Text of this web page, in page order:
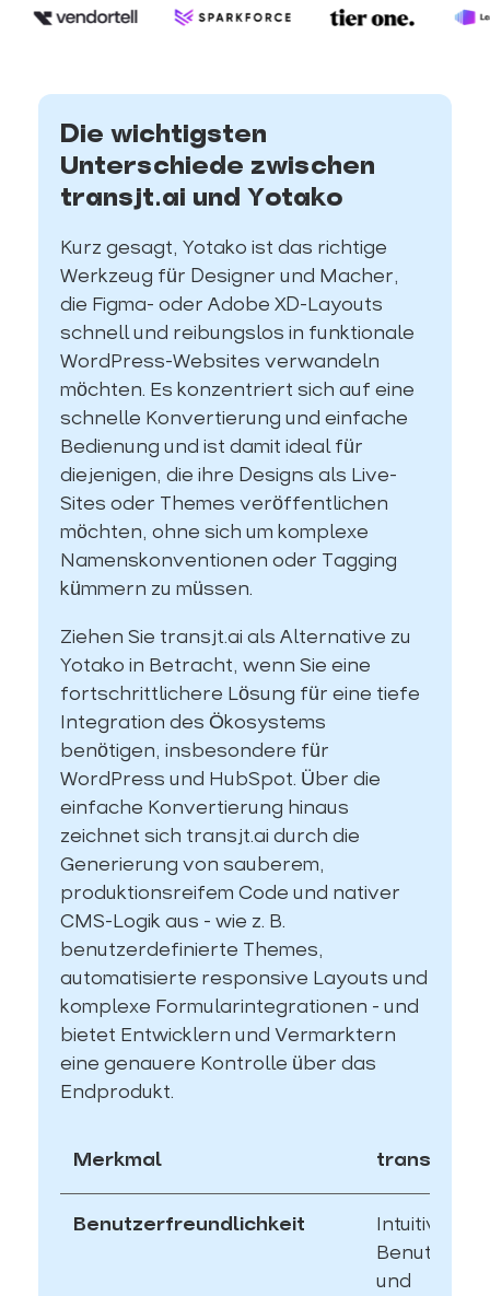
Die wichtigsten
Unterschiede zwischen
transjt.ai und Yotako
Kurz gesagt, Yotako ist das richtige
Werkzeug für Designer und Macher,
die Figma- oder Adobe XD-Layouts
schnell und reibungslos in funktionale
WordPress-Websites verwandeln
möchten. Es konzentriert sich auf eine
schnelle Konvertierung und einfache
Bedienung und ist damit ideal für
diejenigen, die ihre Designs als Live-
Sites oder Themes veröffentlichen
möchten, ohne sich um komplexe
Namenskonventionen oder Tagging
kümmern zu müssen.
Ziehen Sie transjt.ai als Alternative zu
Yotako in Betracht, wenn Sie eine
fortschrittlichere Lösung für eine tiefe
Integration des Ökosystems
benötigen, insbesondere für
WordPress und HubSpot. Über die
einfache Konvertierung hinaus
zeichnet sich transjt.ai durch die
Generierung von sauberem,
produktionsreifem Code und nativer
CMS-Logik aus - wie z. B.
benutzerdefinierte Themes,
automatisierte responsive Layouts und
komplexe Formularintegrationen - und
bietet Entwicklern und Vermarktern
eine genauere Kontrolle über das
Endprodukt.
Merkmal transjt.ai
Benutzerfreundlichkeit
Intuitive
und